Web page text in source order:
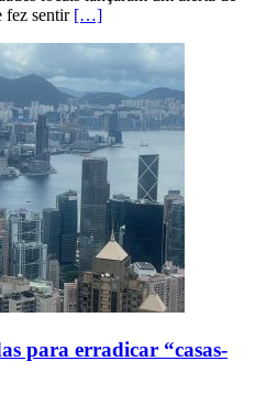
fez sentir […]
para erradicar “casas-